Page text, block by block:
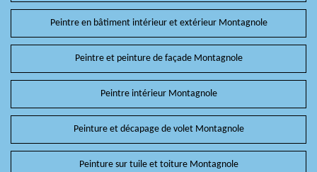
Peintre en bâtiment intérieur et extérieur Montagnole
Peintre et peinture de façade Montagnole
Peintre intérieur Montagnole
Peinture et décapage de volet Montagnole
Peinture sur tuile et toiture Montagnole